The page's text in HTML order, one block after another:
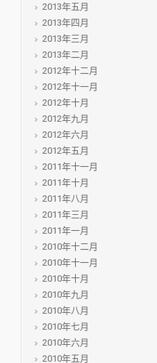
2013年五月
2013年四月
2013年三月
2013年二月
2012年十二月
2012年十一月
2012年十月
2012年九月
2012年六月
2012年五月
2011年十一月
2011年十月
2011年八月
2011年三月
2011年一月
2010年十二月
2010年十一月
2010年十月
2010年九月
2010年八月
2010年七月
2010年六月
2010年五月